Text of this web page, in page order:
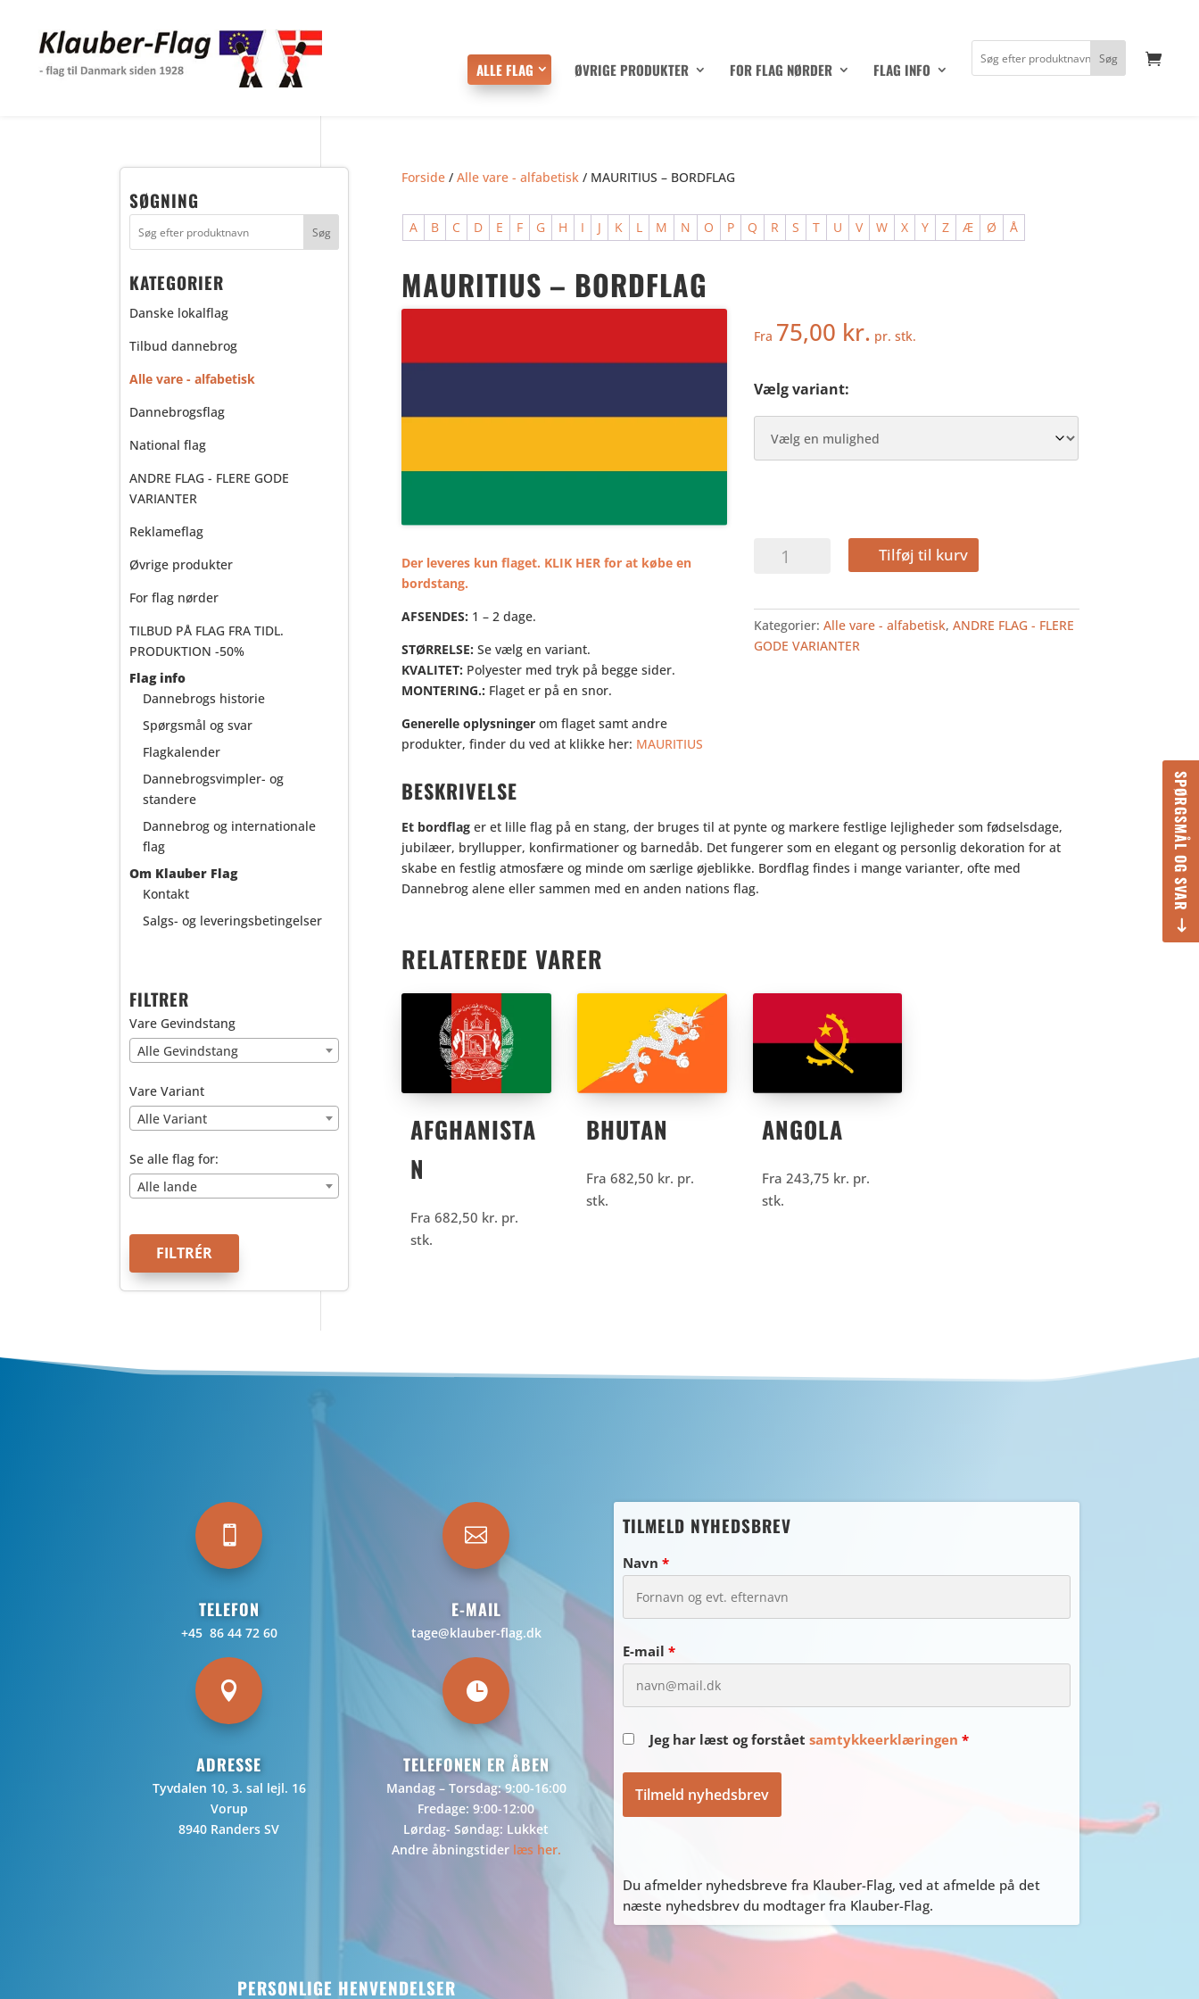
ALLE FLAG ØVRIGE PRODUKTER FOR FLAG NØRDER FLAG INFO
SPØRGSMÅL OG SVAR
Forside /Alle vare - alfabetisk / MAURITIUS – BORDFLAG
A B C D E F G H I J K L M N O P Q R S T U V W X Y Z Æ Ø Å
MAURITIUS – BORDFLAG
Der leveres kun flaget. KLIK HER for at købe en
bordstang.
AFSENDES: 1 – 2 dage.
STØRRELSE: Se vælg en variant.
KVALITET: Polyester med tryk på begge sider.
MONTERING.: Flaget er på en snor.
Generelle oplysninger om flaget samt andre
produkter, finder du ved at klikke her: MAURITIUS
Fra 75,00 kr. pr. stk.
Vælg variant:
MAURITIUS
antal
Tilføj til kurv
Kategorier:Alle vare - alfabetisk,ANDRE FLAG - FLERE
GODE VARIANTER
BESKRIVELSE
Et bordflag er et lille flag på en stang, der bruges til at pynte og markere festlige lejligheder som fødselsdage,
jubilæer, bryllupper, konfirmationer og barnedåb. Det fungerer som en elegant og personlig dekoration for at
skabe en festlig atmosfære og minde om særlige øjeblikke. Bordflag findes i mange varianter, ofte med
Dannebrog alene eller sammen med en anden nations flag.
RELATEREDE VARER
AFGHANISTA
N
Fra682,50 kr. pr.
stk.
BHUTAN
Fra 682,50 kr. pr.
stk.
ANGOLA
Fra 243,75 kr. pr.
stk.
SØGNING
KATEGORIER
Danske lokalflag
Tilbud dannebrog
Alle vare - alfabetisk
Dannebrogsflag
National flag
ANDRE FLAG - FLERE GODE
VARIANTER
Reklameflag
Øvrige produkter
For flag nørder
TILBUD PÅ FLAG FRA TIDL.
PRODUKTION -50%
Flag info
Dannebrogs historie
Spørgsmål og svar
Flagkalender
Dannebrogsvimpler- og
standere
Dannebrog og internationale
flag
Om Klauber Flag
Kontakt
Salgs- og leveringsbetingelser
FILTRER
Vare Gevindstang
Alle Gevindstang
Vare Variant
Alle Variant
Se alle flag for:
Alle lande
FILTRÉR
TELEFON
+45 86 44 72 60

ADRESSE
Tyvdalen 10, 3. sal lejl. 16
Vorup
8940 Randers SV

E-MAIL
tage@klauber-flag.dk

TELEFONEN ER ÅBEN
Mandag – Torsdag: 9:00-16:00
Fredage: 9:00-12:00
Lørdag- Søndag: Lukket
Andre åbningstider læs her.
TILMELD NYHEDSBREV
Navn*
E-mail*
Jeg har læst og forståetsamtykkeerklæringen *
Du afmelder nyhedsbreve fra Klauber-Flag, ved at afmelde på det
næste nyhedsbrev du modtager fra Klauber-Flag.
PERSONLIGE HENVENDELSER